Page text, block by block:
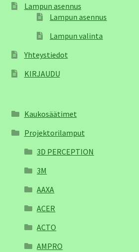
Lampun asennus
Lampun asennus
Lampun valinta
Yhteystiedot
KIRJAUDU
Kaukosäätimet
Projektorilamput
3D PERCEPTION
3M
AAXA
ACER
ACTO
AMPRO